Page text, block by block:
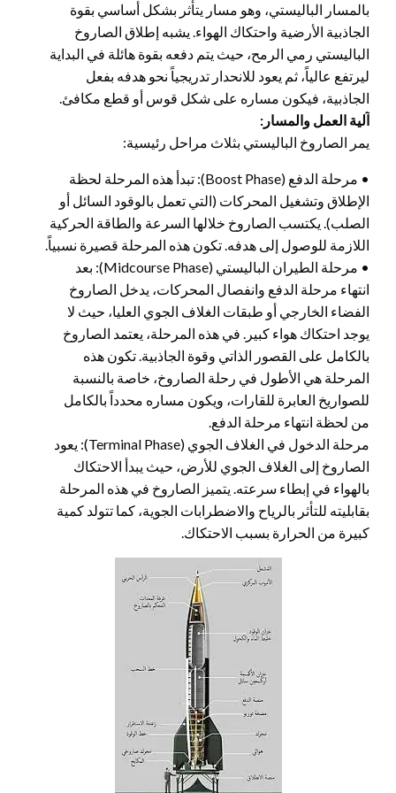
بالمسار الباليستي، وهو مسار يتأثر بشكل أساسي بقوة
الجاذبية الأرضية واحتكاك الهواء. يشبه إطلاق الصاروخ
الباليستي رمي الرمح، حيث يتم دفعه بقوة هائلة في البداية
ليرتفع عالياً، ثم يعود للانحدار تدريجياً نحو هدفه بفعل
الجاذبية، فيكون مساره على شكل قوس أو قطع مكافئ.
آلية العمل والمسار:
يمر الصاروخ الباليستي بثلاث مراحل رئيسية:
• مرحلة الدفع (Boost Phase): تبدأ هذه المرحلة لحظة
الإطلاق وتشغيل المحركات (التي تعمل بالوقود السائل أو
الصلب). يكتسب الصاروخ خلالها السرعة والطاقة الحركية
اللازمة للوصول إلى هدفه. تكون هذه المرحلة قصيرة نسبياً.
• مرحلة الطيران الباليستي (Midcourse Phase): بعد
انتهاء مرحلة الدفع وانفصال المحركات، يدخل الصاروخ
الفضاء الخارجي أو طبقات الغلاف الجوي العليا، حيث لا
يوجد احتكاك هواء كبير. في هذه المرحلة، يعتمد الصاروخ
بالكامل على القصور الذاتي وقوة الجاذبية. تكون هذه
المرحلة هي الأطول في رحلة الصاروخ، خاصة بالنسبة
للصواريخ العابرة للقارات، ويكون مساره محدداً بالكامل
من لحظة انتهاء مرحلة الدفع.
مرحلة الدخول في الغلاف الجوي (Terminal Phase): يعود
الصاروخ إلى الغلاف الجوي للأرض، حيث يبدأ الاحتكاك
بالهواء في إبطاء سرعته. يتميز الصاروخ في هذه المرحلة
بقابليته للتأثر بالرياح والاضطرابات الجوية، كما تتولد كمية
كبيرة من الحرارة بسبب الاحتكاك.